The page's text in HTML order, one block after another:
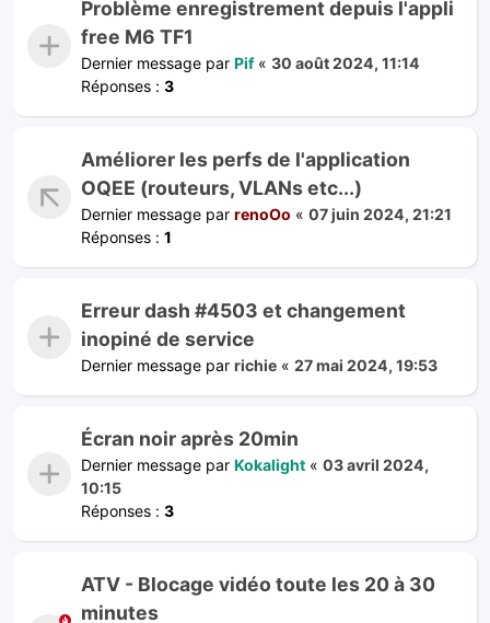
Problème enregistrement depuis l'appli
free M6 TF1
Dernier message par Pif« 30 août 2024, 11:14
Réponses : 3
Améliorer les perfs de l'application
OQEE (routeurs, VLANs etc...)
Dernier message par renoOo « 07 juin 2024, 21:21
Réponses : 1
Erreur dash #4503 et changement
inopiné de service
Dernier message par richie « 27 mai 2024, 19:53
Écran noir après 20min
Dernier message par Kokalight « 03 avril 2024,
10:15
Réponses : 3
ATV - Blocage vidéo toute les 20 à 30
minutes